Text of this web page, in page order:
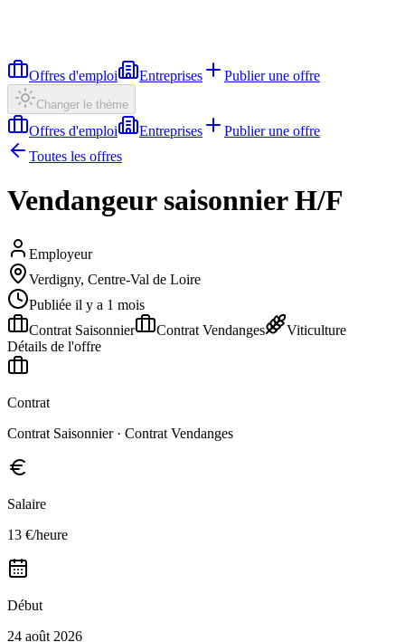
Offres d'emploi Entreprises Publier une offre
Changer le thème
Offres d'emploi Entreprises
Publier une offre
Toutes les offres
Vendangeur saisonnier H/F
Employeur
Verdigny, Centre-Val de Loire
Publiée il y a 1 mois
Contrat Saisonnier
Contrat Vendanges
Viticulture
Détails de l'offre
Contrat
Contrat Saisonnier · Contrat Vendanges
Salaire
13 €/heure
Début
24 août 2026